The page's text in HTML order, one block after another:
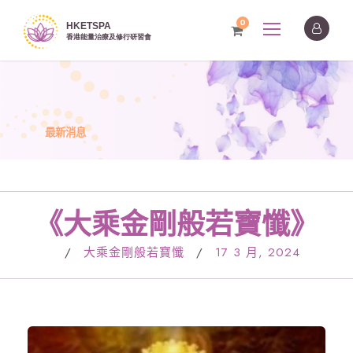
0
最新消息
《大乘金剛般若寶懺》
/ 大乘金剛般若寶懺 / 17 3 月, 2024